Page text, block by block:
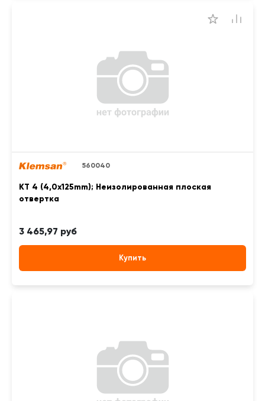
560040
KT 4 (4,0x125mm); Неизолированная плоская
отвертка
3 465,97 руб
Купить